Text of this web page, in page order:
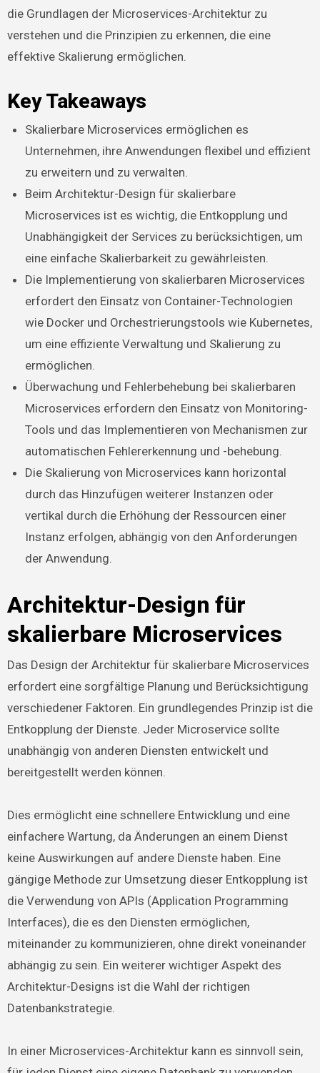
die Grundlagen der Microservices-Architektur zu
verstehen und die Prinzipien zu erkennen, die eine
effektive Skalierung ermöglichen.
Key Takeaways
Skalierbare Microservices ermöglichen es
Unternehmen, ihre Anwendungen flexibel und effizient
zu erweitern und zu verwalten.
Beim Architektur-Design für skalierbare
Microservices ist es wichtig, die Entkopplung und
Unabhängigkeit der Services zu berücksichtigen, um
eine einfache Skalierbarkeit zu gewährleisten.
Die Implementierung von skalierbaren Microservices
erfordert den Einsatz von Container-Technologien
wie Docker und Orchestrierungstools wie Kubernetes,
um eine effiziente Verwaltung und Skalierung zu
ermöglichen.
Überwachung und Fehlerbehebung bei skalierbaren
Microservices erfordern den Einsatz von Monitoring-
Tools und das Implementieren von Mechanismen zur
automatischen Fehlererkennung und -behebung.
Die Skalierung von Microservices kann horizontal
durch das Hinzufügen weiterer Instanzen oder
vertikal durch die Erhöhung der Ressourcen einer
Instanz erfolgen, abhängig von den Anforderungen
der Anwendung.
Architektur-Design für
skalierbare Microservices
Das Design der Architektur für skalierbare Microservices
erfordert eine sorgfältige Planung und Berücksichtigung
verschiedener Faktoren. Ein grundlegendes Prinzip ist die
Entkopplung der Dienste. Jeder Microservice sollte
unabhängig von anderen Diensten entwickelt und
bereitgestellt werden können.
Dies ermöglicht eine schnellere Entwicklung und eine
einfachere Wartung, da Änderungen an einem Dienst
keine Auswirkungen auf andere Dienste haben. Eine
gängige Methode zur Umsetzung dieser Entkopplung ist
die Verwendung von APIs (Application Programming
Interfaces), die es den Diensten ermöglichen,
miteinander zu kommunizieren, ohne direkt voneinander
abhängig zu sein. Ein weiterer wichtiger Aspekt des
Architektur-Designs ist die Wahl der richtigen
Datenbankstrategie.
In einer Microservices-Architektur kann es sinnvoll sein,